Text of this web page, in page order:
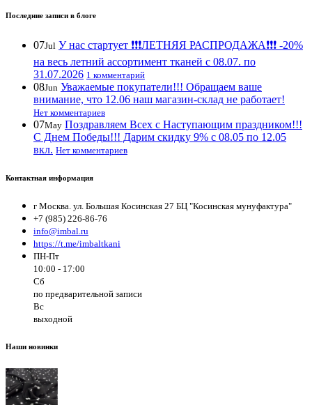
Последние записи в блоге
07Jul У нас стартует ❗️❗️❗️ЛЕТНЯЯ РАСПРОДАЖА❗️❗️❗️ -20%
на весь летний ассортимент тканей с 08.07. по
31.07.2026 1 комментарий
08Jun Уважаемые покупатели!!! Обращаем ваше
внимание, что 12.06 наш магазин-склад не работает!
Нет комментариев
07May Поздравляем Всех с Наступающим праздником!!!
С Днем Победы!!! Дарим скидку 9% с 08.05 по 12.05
вкл. Нет комментариев
Контактная информация
г Москва. ул. Большая Косинская 27 БЦ "Косинская мунуфактура"
+7 (985) 226-86-76
info@imbal.ru
https://t.me/imbaltkani
ПН-Пт
10:00 - 17:00
Сб
по предварительной записи
Вс
выходной
Наши новинки